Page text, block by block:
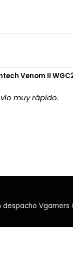
Venom II
muy rápido.